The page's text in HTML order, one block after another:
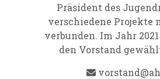
Präsident des
verschiedene Projekte
verbunden. Im Jahr
den Vorstand